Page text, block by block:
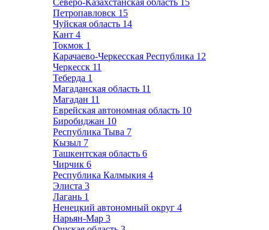
Северо-Казахстанская область 15
Петропавловск 15
Чуйская область 14
Кант 4
Токмок 1
Карачаево-Черкесская Республика 12
Черкесск 11
Теберда 1
Магаданская область 11
Магадан 11
Еврейская автономная область 10
Биробиджан 10
Республика Тыва 7
Кызыл 7
Ташкентская область 6
Чирчик 6
Республика Калмыкия 4
Элиста 3
Лагань 1
Ненецкий автономный округ 4
Нарьян-Мар 3